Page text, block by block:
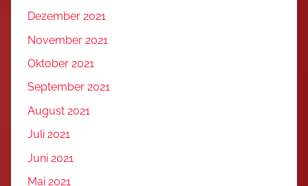
Dezember 2021
November 2021
Oktober 2021
September 2021
August 2021
Juli 2021
Juni 2021
Mai 2021